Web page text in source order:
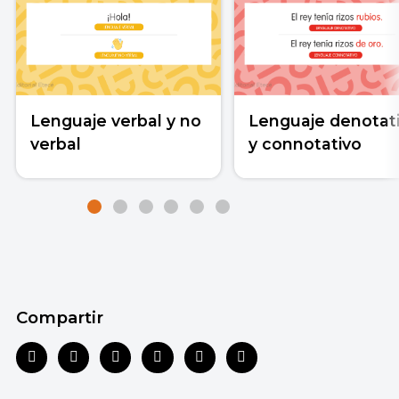
Lenguaje verbal y no
verbal
Lenguaje
y connotativo
Compartir